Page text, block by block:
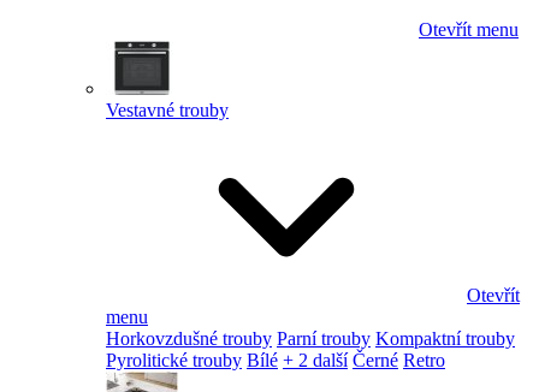
Otevřít menu
Vestavné trouby
Otevřít
menu
Horkovzdušné trouby Parní trouby Kompaktní trouby
Pyrolitické trouby Bílé + 2 další Černé Retro